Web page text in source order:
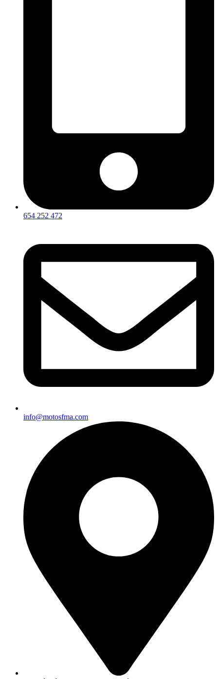
654 252 472
info@motosfma.com